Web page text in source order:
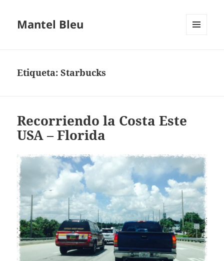
Mantel Bleu
Etiqueta:Starbucks
Recorriendo la Costa Este
USA – Florida